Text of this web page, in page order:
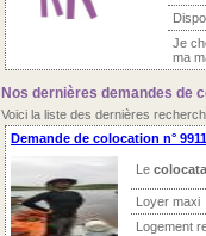
Je
ma
Nos dernières demandes de
Voici la liste des dernières
Demande de colocation n°
Le
Loyer maxi
Logement